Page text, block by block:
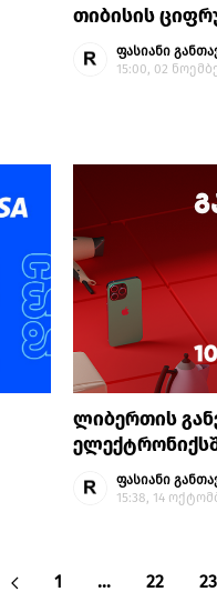
თიბისის
ფასიანი
15:00, 02
ლიბერთის
ფასიანი
15:38, 14
1 … 22 23